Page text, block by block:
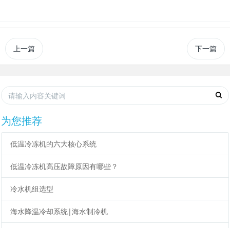
上一篇 下一篇
为您推荐
低温冷冻机的六大核心系统
低温冷冻机高压故障原因有哪些？
冷水机组选型
海水降温冷却系统|海水制冷机